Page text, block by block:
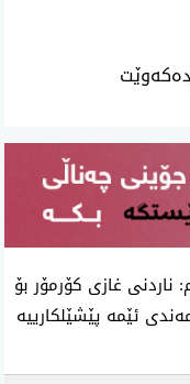
غازی کۆرمۆر بۆ
ئێمە پێشێلکارییە